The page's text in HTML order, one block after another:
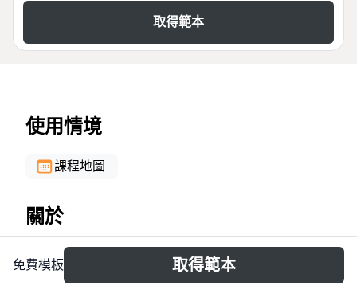
取得範本
使用情境
課程地圖
關於
El SISTEMA EDUCATIVO NACIONAL mind map
desglosa la estructura educativa argentina en 201
免費模板 取得範本